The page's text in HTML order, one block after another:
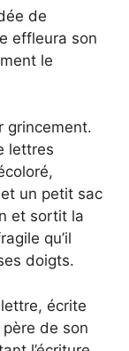
de
effleura son
le
grincement.
lettres
un petit sac
et sortit la
qu’il
doigts.
écrite
père de son